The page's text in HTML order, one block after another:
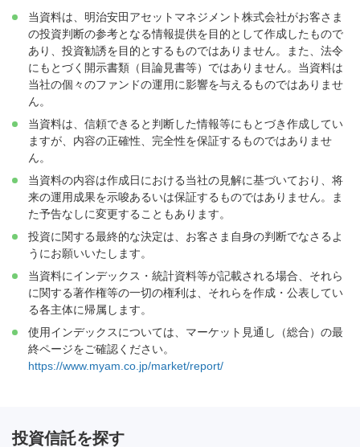
当資料は、明治安田アセットマネジメント株式会社がお客さま
の投資判断の参考となる情報提供を目的として作成したもので
あり、投資勧誘を目的とするものではありません。また、法令
にもとづく開示書類（目論見書等）ではありません。当資料は
当社の個々のファンドの運用に影響を与えるものではありませ
ん。
当資料は、信頼できると判断した情報等にもとづき作成してい
ますが、内容の正確性、完全性を保証するものではありませ
ん。
当資料の内容は作成日における当社の見解に基づいており、将
来の運用成果を示唆あるいは保証するものではありません。ま
た予告なしに変更することもあります。
投資に関する最終的な決定は、お客さま自身の判断でなさるよ
うにお願いいたします。
当資料にインデックス・統計資料等が記載される場合、それら
に関する著作権等の一切の権利は、それらを作成・公表してい
る各主体に帰属します。
使用インデックスについては、マーケット見通し（総合）の最
終ページをご確認ください。
https://www.myam.co.jp/market/report/
投資信託を探す